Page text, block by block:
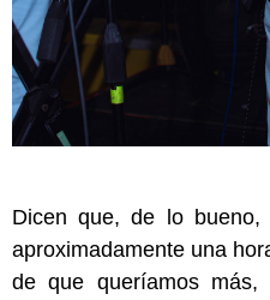
Dicen que, de lo
aproximadamente una
de que queríamos